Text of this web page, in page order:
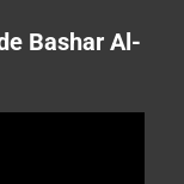
Bashar Al-